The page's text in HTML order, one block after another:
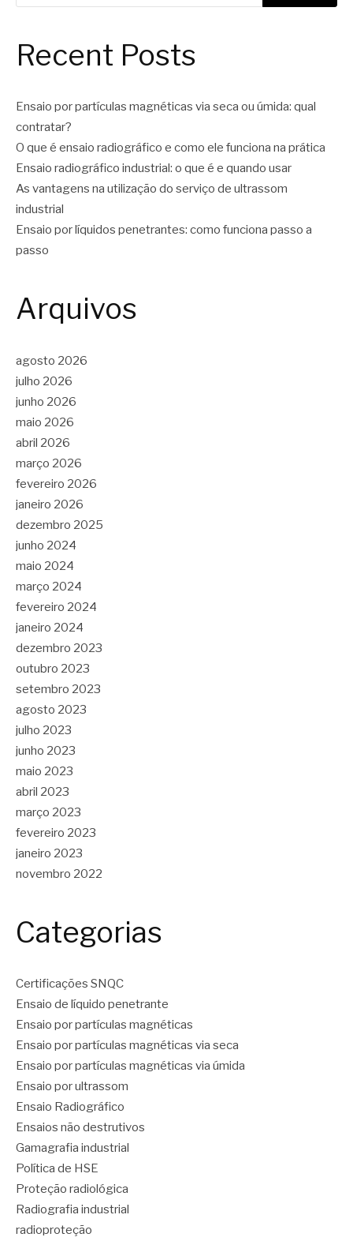
Recent Posts
Ensaio por partículas magnéticas via seca ou úmida: qual
contratar?
O que é ensaio radiográfico e como ele funciona na prática
Ensaio radiográfico industrial: o que é e quando usar
As vantagens na utilização do serviço de ultrassom
industrial
Ensaio por líquidos penetrantes: como funciona passo a
passo
Arquivos
agosto 2026
julho 2026
junho 2026
maio 2026
abril 2026
março 2026
fevereiro 2026
janeiro 2026
dezembro 2025
junho 2024
maio 2024
março 2024
fevereiro 2024
janeiro 2024
dezembro 2023
outubro 2023
setembro 2023
agosto 2023
julho 2023
junho 2023
maio 2023
abril 2023
março 2023
fevereiro 2023
janeiro 2023
novembro 2022
Categorias
Certificações SNQC
Ensaio de líquido penetrante
Ensaio por partículas magnéticas
Ensaio por partículas magnéticas via seca
Ensaio por partículas magnéticas via úmida
Ensaio por ultrassom
Ensaio Radiográfico
Ensaios não destrutivos
Gamagrafia industrial
Política de HSE
Proteção radiológica
Radiografia industrial
radioproteção